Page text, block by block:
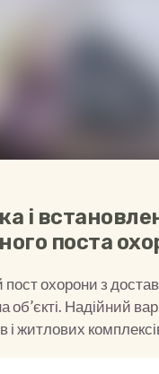
і
поста
охорони з
об’єкті. Надійний
і житлових